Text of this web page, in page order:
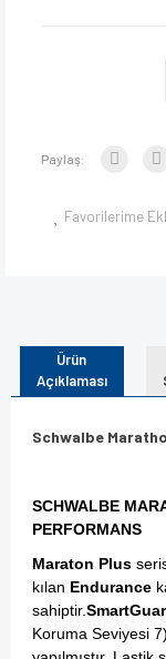
Paylaş:
Favorilerime
Ürün
Açıklaması
Schwalbe
SCHWALBE
PERFORMANS
Maraton Plus
kılan Endurance
sahiptir.
Koruma Seviyesi